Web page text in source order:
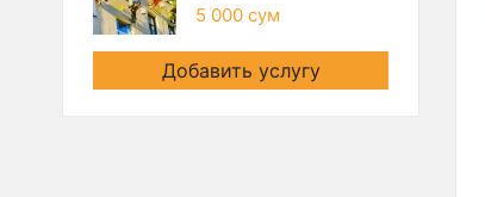
5 000 сум
Добавить услугу